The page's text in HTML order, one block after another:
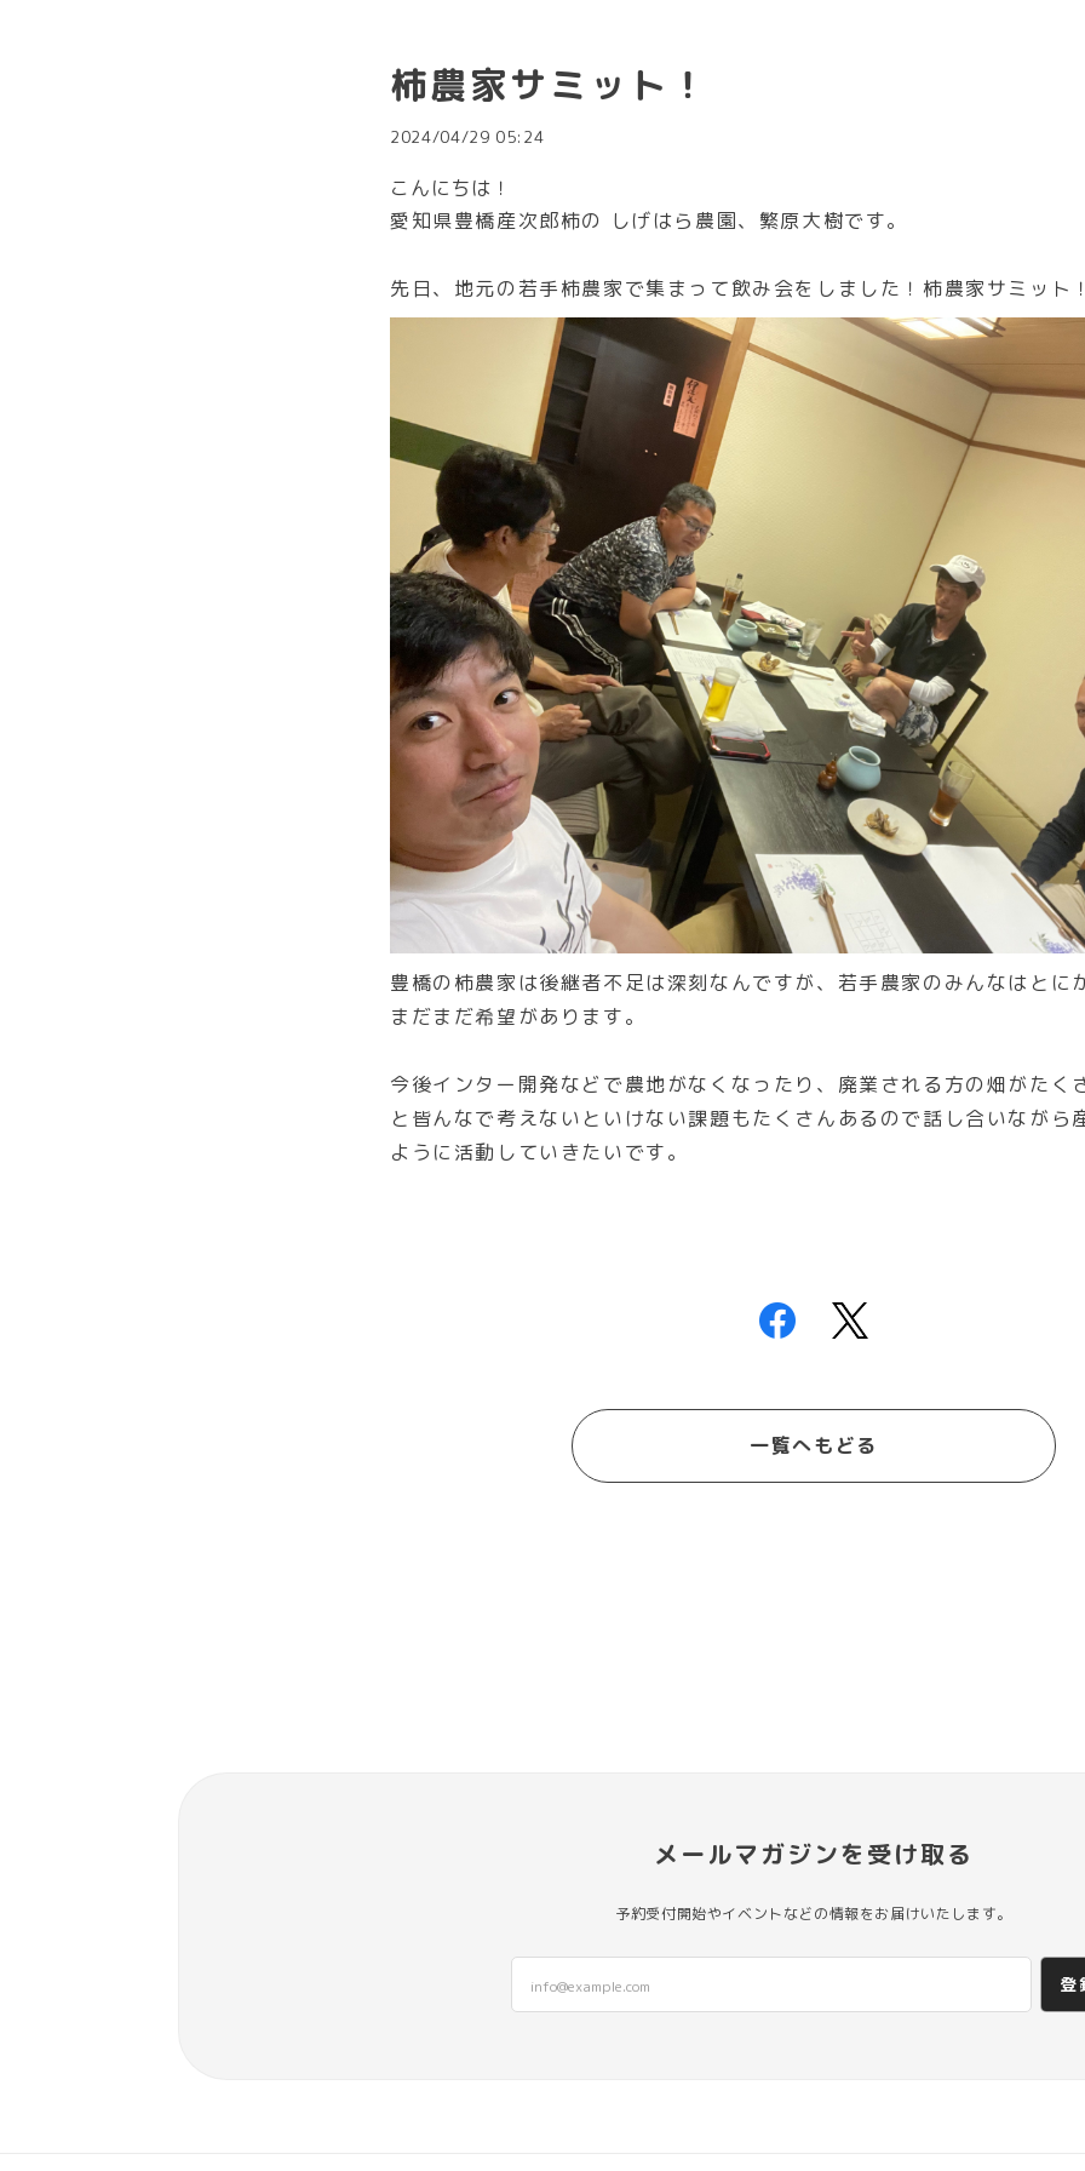
柿農家サミット！
2024/04/29 05:24
こんにちは！
愛知県豊橋産次郎柿の しげはら農園、繁原大樹です。
先日、地元の若手柿農家で集まって飲み会をしました！柿農家サミット
豊橋の柿農家は後継者不足は深刻なんですが、若手農家のみんなはとに
まだまだ希望があります。
今後インター開発などで農地がなくなったり、廃業される方の畑がたく
と皆んなで考えないといけない課題もたくさんあるので話し合いながら
ように活動していきたいです。
一覧へもどる
メールマガジンを受け取る
予約受付開始やイベントなどの情報をお届けいたします。
登